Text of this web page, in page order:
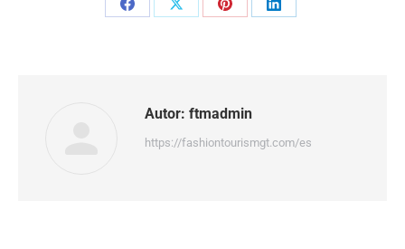
Share
Share
Share
Share
Autor: ftmadmin
https://fashiontourismgt.com/es